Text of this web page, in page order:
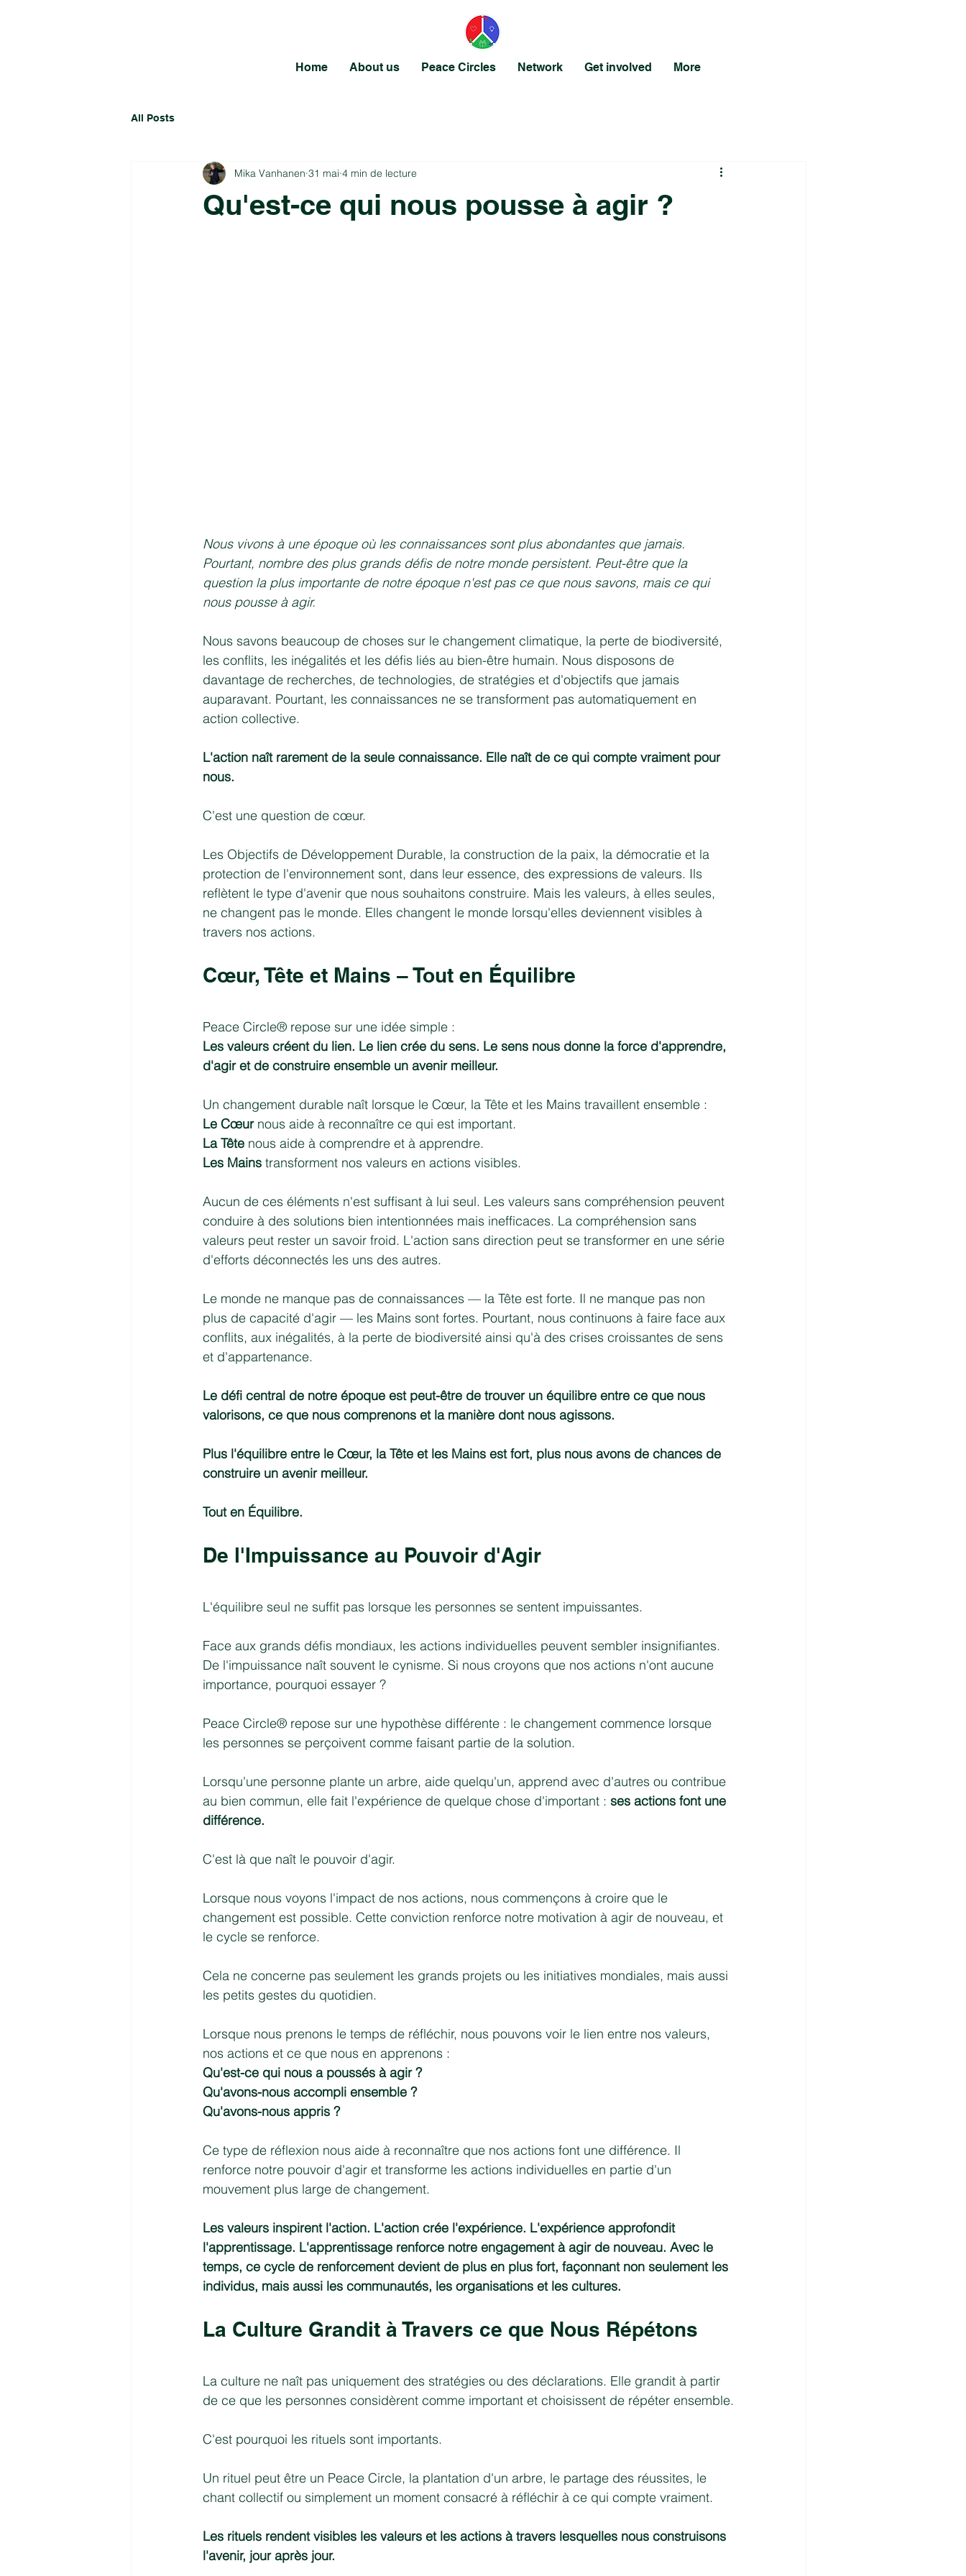
Home About us Peace Circles Network Get involved More
All Posts
Qu'est-ce qui nous pousse à agir ?
Mika Vanhanen 31 mai 4 min de lecture
Nous vivons à une époque où les connaissances sont plus abondantes que jamais.
Pourtant, nombre des plus grands défis de notre monde persistent. Peut-être que la
question la plus importante de notre époque n'est pas ce que nous savons, mais ce qui
nous pousse à agir.
Nous savons beaucoup de choses sur le changement climatique, la perte de biodiversité,
les conflits, les inégalités et les défis liés au bien-être humain. Nous disposons de
davantage de recherches, de technologies, de stratégies et d'objectifs que jamais
auparavant. Pourtant, les connaissances ne se transforment pas automatiquement en
action collective.
L'action naît rarement de la seule connaissance. Elle naît de ce qui compte vraiment pour
nous.
C'est une question de cœur.
Les Objectifs de Développement Durable, la construction de la paix, la démocratie et la
protection de l'environnement sont, dans leur essence, des expressions de valeurs. Ils
reflètent le type d'avenir que nous souhaitons construire. Mais les valeurs, à elles seules,
ne changent pas le monde. Elles changent le monde lorsqu'elles deviennent visibles à
travers nos actions.
Cœur, Tête et Mains – Tout en Équilibre
Peace Circle® repose sur une idée simple :
Les valeurs créent du lien. Le lien crée du sens. Le sens nous donne la force d'apprendre,
d'agir et de construire ensemble un avenir meilleur.
Un changement durable naît lorsque le Cœur, la Tête et les Mains travaillent ensemble :
Le Cœur nous aide à reconnaître ce qui est important.
La Tête nous aide à comprendre et à apprendre.
Les Mains transforment nos valeurs en actions visibles.
Aucun de ces éléments n'est suffisant à lui seul. Les valeurs sans compréhension peuvent
conduire à des solutions bien intentionnées mais inefficaces. La compréhension sans
valeurs peut rester un savoir froid. L'action sans direction peut se transformer en une série
d'efforts déconnectés les uns des autres.
Le monde ne manque pas de connaissances — la Tête est forte. Il ne manque pas non
plus de capacité d'agir — les Mains sont fortes. Pourtant, nous continuons à faire face aux
conflits, aux inégalités, à la perte de biodiversité ainsi qu'à des crises croissantes de sens
et d'appartenance.
Le défi central de notre époque est peut-être de trouver un équilibre entre ce que nous
valorisons, ce que nous comprenons et la manière dont nous agissons.
Plus l'équilibre entre le Cœur, la Tête et les Mains est fort, plus nous avons de chances de
construire un avenir meilleur.
Tout en Équilibre.
De l'Impuissance au Pouvoir d'Agir
L'équilibre seul ne suffit pas lorsque les personnes se sentent impuissantes.
Face aux grands défis mondiaux, les actions individuelles peuvent sembler insignifiantes.
De l'impuissance naît souvent le cynisme. Si nous croyons que nos actions n'ont aucune
importance, pourquoi essayer ?
Peace Circle® repose sur une hypothèse différente : le changement commence lorsque
les personnes se perçoivent comme faisant partie de la solution.
Lorsqu'une personne plante un arbre, aide quelqu'un, apprend avec d'autres ou contribue
au bien commun, elle fait l'expérience de quelque chose d'important : ses actions font une
différence.
C'est là que naît le pouvoir d'agir.
Lorsque nous voyons l'impact de nos actions, nous commençons à croire que le
changement est possible. Cette conviction renforce notre motivation à agir de nouveau, et
le cycle se renforce.
Cela ne concerne pas seulement les grands projets ou les initiatives mondiales, mais aussi
les petits gestes du quotidien.
Lorsque nous prenons le temps de réfléchir, nous pouvons voir le lien entre nos valeurs,
nos actions et ce que nous en apprenons :
Qu'est-ce qui nous a poussés à agir ?
Qu'avons-nous accompli ensemble ?
Qu'avons-nous appris ?
Ce type de réflexion nous aide à reconnaître que nos actions font une différence. Il
renforce notre pouvoir d'agir et transforme les actions individuelles en partie d'un
mouvement plus large de changement.
Les valeurs inspirent l'action. L'action crée l'expérience. L'expérience approfondit
l'apprentissage. L'apprentissage renforce notre engagement à agir de nouveau. Avec le
temps, ce cycle de renforcement devient de plus en plus fort, façonnant non seulement les
individus, mais aussi les communautés, les organisations et les cultures.
La Culture Grandit à Travers ce que Nous Répétons
La culture ne naît pas uniquement des stratégies ou des déclarations. Elle grandit à partir
de ce que les personnes considèrent comme important et choisissent de répéter ensemble.
C'est pourquoi les rituels sont importants.
Un rituel peut être un Peace Circle, la plantation d'un arbre, le partage des réussites, le
chant collectif ou simplement un moment consacré à réfléchir à ce qui compte vraiment.
Les rituels rendent visibles les valeurs et les actions à travers lesquelles nous construisons
l'avenir, jour après jour.